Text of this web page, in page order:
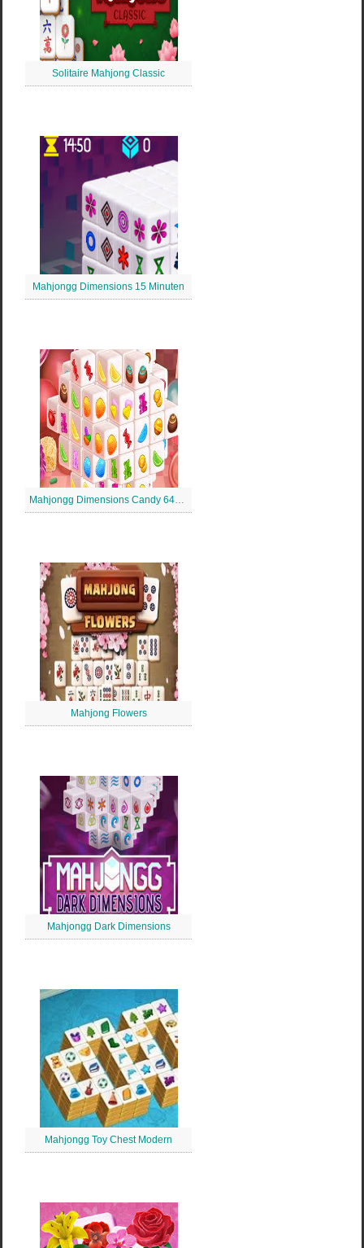
Solitaire Mahjong Classic
Mahjongg Dimensions 15 Minuten
Mahjongg Dimensions Candy 640 Sekunden
Mahjong Flowers
Mahjongg Dark Dimensions
Mahjongg Toy Chest Modern